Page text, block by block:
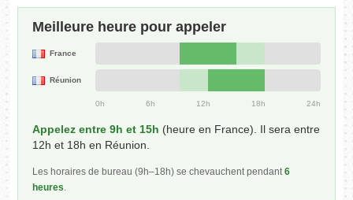
Meilleure heure pour appeler
France
Réunion
0h 6h 12h 18h 24h
Appelez entre 9h et 15h (heure en France). Il sera entre
12h et 18h en Réunion.
Les horaires de bureau (9h–18h) se chevauchent pendant6
heures.